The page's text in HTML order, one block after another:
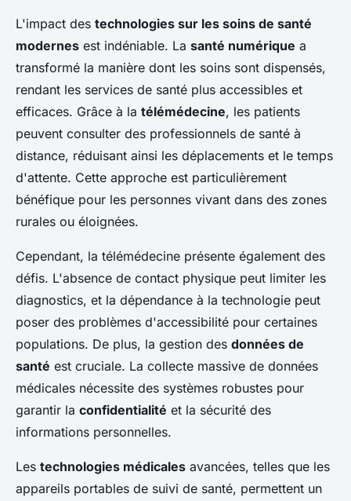
L'impact des technologies sur les soins de santé
modernes est indéniable. La santé numérique a
transformé la manière dont les soins sont dispensés,
rendant les services de santé plus accessibles et
efficaces. Grâce à la télémédecine, les patients
peuvent consulter des professionnels de santé à
distance, réduisant ainsi les déplacements et le temps
d'attente. Cette approche est particulièrement
bénéfique pour les personnes vivant dans des zones
rurales ou éloignées.
Cependant, la télémédecine présente également des
défis. L'absence de contact physique peut limiter les
diagnostics, et la dépendance à la technologie peut
poser des problèmes d'accessibilité pour certaines
populations. De plus, la gestion des données de
santé est cruciale. La collecte massive de données
médicales nécessite des systèmes robustes pour
garantir la confidentialité et la sécurité des
informations personnelles.
Les technologies médicales avancées, telles que les
appareils portables de suivi de santé, permettent un